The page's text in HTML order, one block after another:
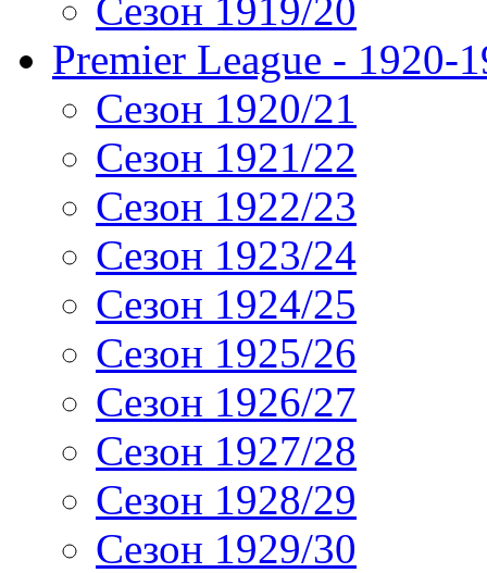
Сезон 1919/20
Premier League - 1920-
Сезон 1920/21
Сезон 1921/22
Сезон 1922/23
Сезон 1923/24
Сезон 1924/25
Сезон 1925/26
Сезон 1926/27
Сезон 1927/28
Сезон 1928/29
Сезон 1929/30